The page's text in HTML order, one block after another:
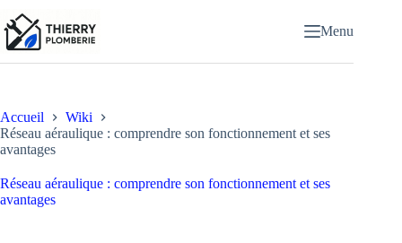
au
contenu
Menu
Accueil
Wiki
Réseau aéraulique : comprendre son fonctionnement et ses
avantages
Réseau aéraulique : comprendre son fonctionnement et ses
avantages